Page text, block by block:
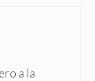
a la